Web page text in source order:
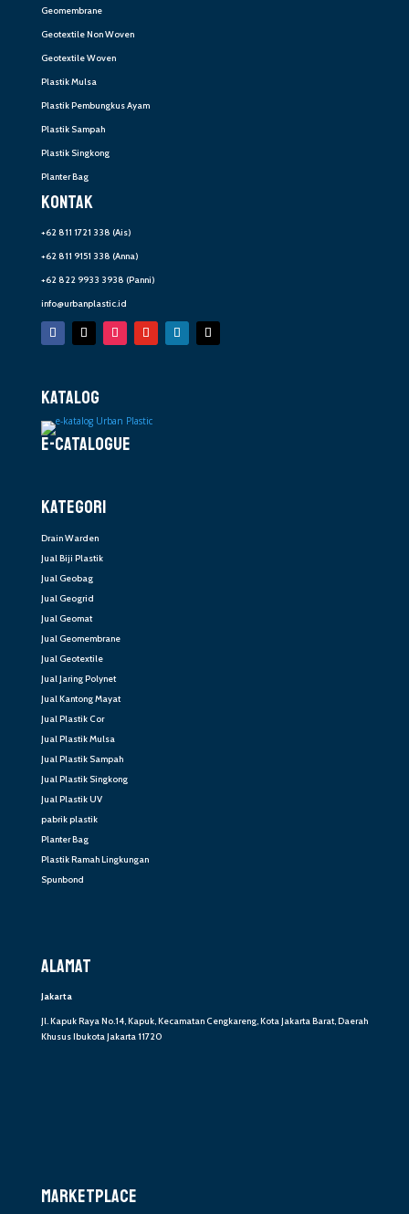
Geomembrane
Geotextile Non Woven
Geotextile Woven
Plastik Mulsa
Plastik Pembungkus Ayam
Plastik Sampah
Plastik Singkong
Planter Bag
KONTAK
+62 811 1721 338 (Ais)
+62 811 9151 338 (Anna)
+62 822 9933 3938 (Panni)
info@urbanplastic.id
KATALOG
E-CATALOGUE
KATEGORI
Drain Warden
Jual Biji Plastik
Jual Geobag
Jual Geogrid
Jual Geomat
Jual Geomembrane
Jual Geotextile
Jual Jaring Polynet
Jual Kantong Mayat
Jual Plastik Cor
Jual Plastik Mulsa
Jual Plastik Sampah
Jual Plastik Singkong
Jual Plastik UV
pabrik plastik
Planter Bag
Plastik Ramah Lingkungan
Spunbond
ALAMAT
Jakarta
Jl. Kapuk Raya No.14, Kapuk, Kecamatan Cengkareng, Kota Jakarta Barat, Daerah
Khusus Ibukota Jakarta 11720
MARKETPLACE